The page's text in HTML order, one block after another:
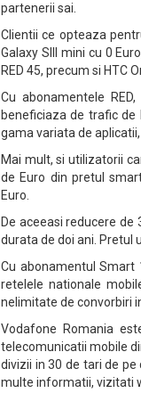
partenerii sai.
Clientii ce opteaza
Galaxy SIII mini cu 0
RED 45, precum si HTC
Cu abonamentele
beneficiaza de trafic
gama variata de
Mai mult, si utilizatorii
de Euro din pretul
Euro.
De aceeasi reducere
durata de doi ani. Pretul
Cu abonamentul Smart
retelele nationale
nelimitate de convorbiri
Vodafone Romania
telecomunicatii mobile
divizii in 30 de tari de
multe informatii, vizitati